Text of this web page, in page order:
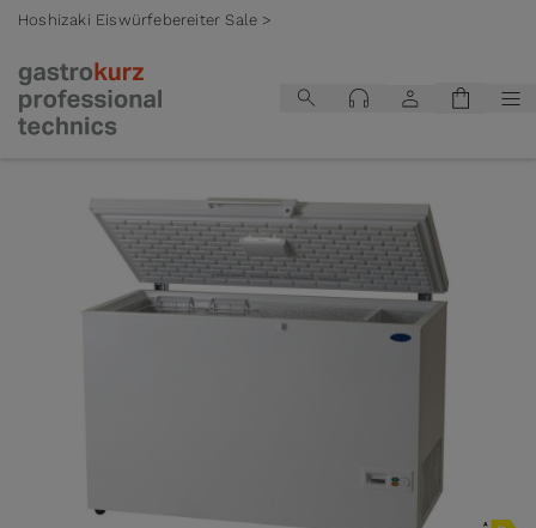
Hoshizaki Eiswürfebereiter Sale >